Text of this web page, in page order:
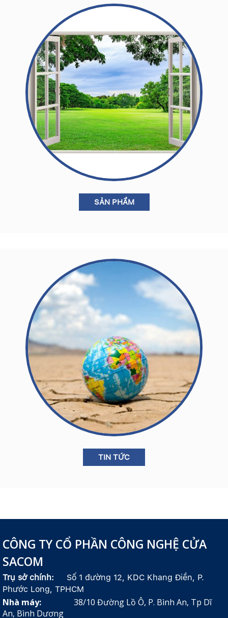
SẢN PHẨM
TIN TỨC
CÔNG TY CỔ PHẦN CÔNG NGHỆ CỬA
SACOM
Trụ sở chính:
Số 1 đường 12, KDC Khang Điền, P.
Phước Long, TPHCM
Nhà máy: 38/10 Đường Lồ Ô, P. Bình An, Tp Dĩ
An, Bình Dương